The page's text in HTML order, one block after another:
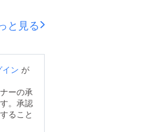
を胸に、
へも参加
十よさこ
への感謝
えるべ
きをかけ
けできる
す。おか
祭へ参加
営費用と
わせてい
当日は雨
が多くの
と見る
イン が
ーの承
。承認
ること